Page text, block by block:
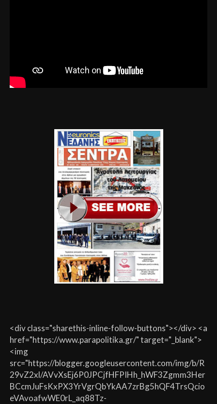
<div class="sharethis-inline-follow-buttons"></div> <a
href="https://www.parapolitika.gr/" target="_blank">
<img
src="https://blogger.googleusercontent.com/img/b/R
29vZ2xl/AVvXsEj6P0JPCjfHFPIHh_hWF3Zgmm3Her
BCcmJuFsKxPX3YrVgrQbYkAA7zrBg5hQF4TrsQcio
eVAvoafwWE0rL_aq88Tz-